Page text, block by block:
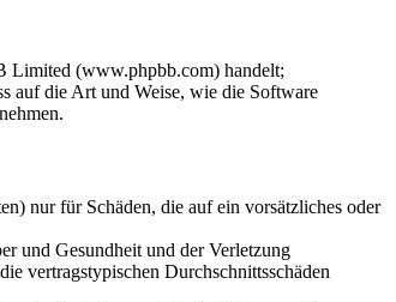
Limited (www.phpbb.com) handelt;
auf die Art und Weise, wie die Software
nur für Schäden, die auf ein vorsätzliches oder
und Gesundheit und der Verletzung
vertragstypischen Durchschnittsschäden